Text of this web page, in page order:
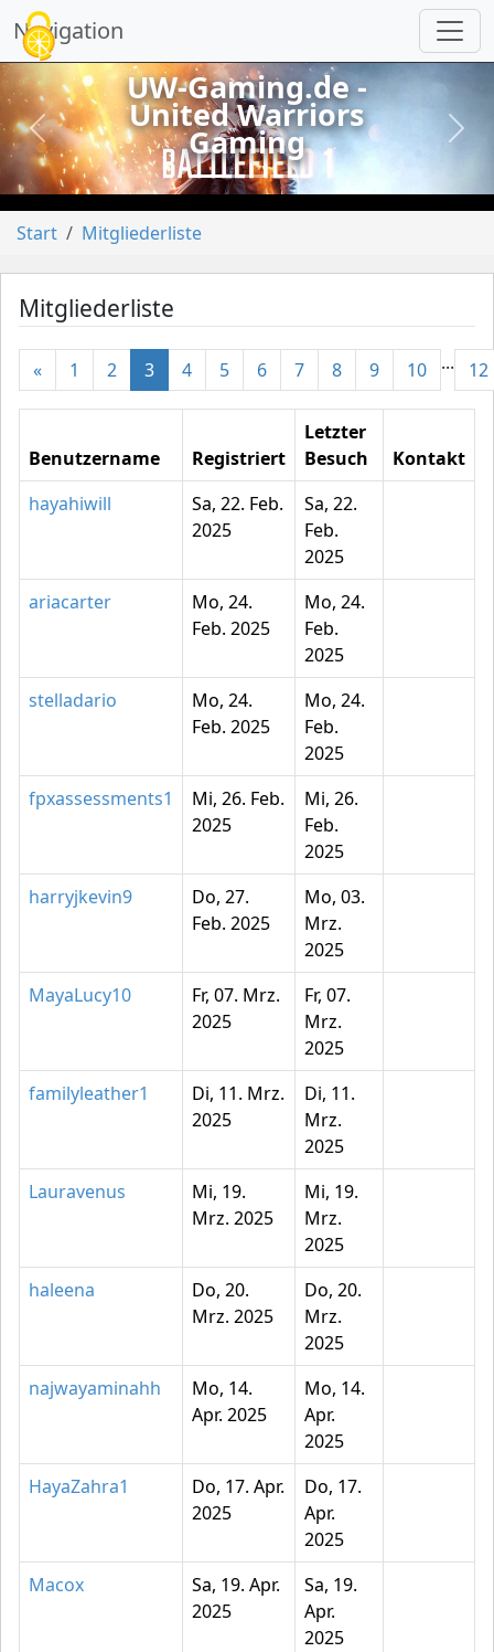
Navigation
vorheriges
UW-Gaming.de -
United Warriors
Gaming
Start Mitgliederliste
Mitgliederliste
« 1 2 3 4 5 6 7 8 9 10 ... 12
Benutzername Registriert
Letzter
Besuch
Kontakt
hayahiwill
Sa, 22. Feb.
2025
Sa, 22.
Feb.
2025
ariacarter
Mo, 24.
Feb. 2025
Mo, 24.
Feb.
2025
stelladario
Mo, 24.
Feb. 2025
Mo, 24.
Feb.
2025
fpxassessments1
Mi, 26. Feb.
2025
Mi, 26.
Feb.
2025
harryjkevin9
Do, 27.
Feb. 2025
Mo, 03.
Mrz.
2025
MayaLucy10
Fr, 07. Mrz.
2025
Fr, 07.
Mrz.
2025
familyleather1
Di, 11. Mrz.
2025
Di, 11.
Mrz.
2025
Lauravenus
Mi, 19.
Mrz. 2025
Mi, 19.
Mrz.
2025
haleena
Do, 20.
Mrz. 2025
Do, 20.
Mrz.
2025
najwayaminahh
Mo, 14.
Apr. 2025
Mo, 14.
Apr.
2025
HayaZahra1
Do, 17. Apr.
2025
Do, 17.
Apr.
2025
Macox
Sa, 19. Apr.
2025
Sa, 19.
Apr.
2025
Cookie-Einstellungen